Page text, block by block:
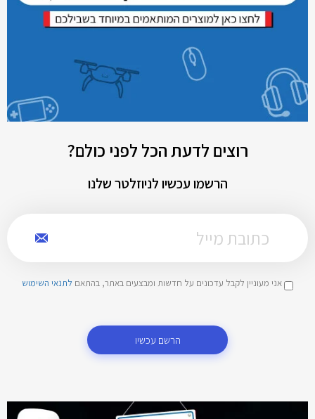
רוצים לדעת הכל לפני כולם?
הרשמו עכשיו לניוזלטר שלנו
אני מעוניין לקבל עדכונים על חדשות ומבצעים באתר, בהתאם לתנאי השימוש
הרשם עכשיו